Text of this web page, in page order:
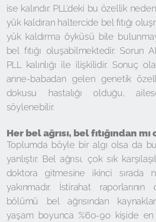
ise kalındır. PLL’deki bu özellik
yük kaldıran haltercide bel fıtığı
yük kaldırma öyküsü bile
bel fıtığı oluşabilmektedir. Sorun
PLL kalınlığı ile ilişkilidir. Sonuç
anne-babadan gelen genetik
dokusu hastalığı olduğu,
söylenebilir.
Her bel ağrısı, bel fıtığından mı
Toplumda böyle bir algı olsa da
yanlıştır. Bel ağrısı, çok sık
doktora gitmesine ikinci sırada
yakınmadır. İstirahat
bölümü bel ağrısından
yaşam boyunca %60-90 kişide